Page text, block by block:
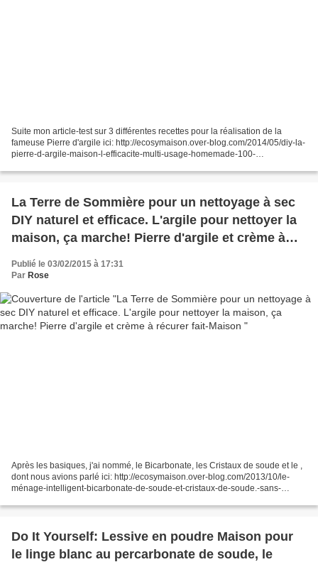
Suite mon article-test sur 3 différentes recettes pour la réalisation de la
fameuse Pierre d'argile ici: http://ecosymaison.over-blog.com/2014/05/diy-la-
pierre-d-argile-maison-l-efficacite-multi-usage-homemade-100-
La Terre de Sommière pour un nettoyage à sec
DIY naturel et efficace. L'argile pour nettoyer la
maison, ça marche! Pierre d'argile et crème à
récurer fait-Maison
Publié le 03/02/2015 à 17:31
Par Rose
Après les basiques, j'ai nommé, le Bicarbonate, les Cristaux de soude et le ,
dont nous avions parlé ici: http://ecosymaison.over-blog.com/2013/10/le-
ménage-intelligent-bicarbonate-de-soude-et-cristaux-de-soude.-sans-
Do It Yourself: Lessive en poudre Maison pour
le linge blanc au percarbonate de soude, le